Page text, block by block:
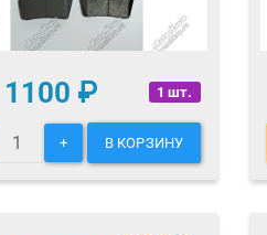
1 шт.
1100 ₽
+ В КОРЗИНУ